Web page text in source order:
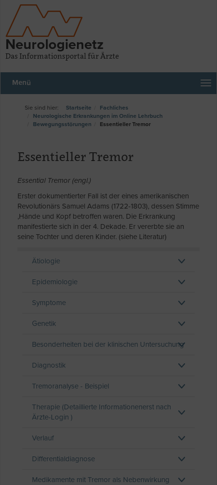
Neurologienetz
Das Informationsportal für Ärzte
Menü
Startseite
Fachliches
Neurologische Erkrankungen im Online Lehrbuch
Bewegungsstörungen
Essentieller Tremor
Essentieller Tremor
Essential Tremor (engl.)
Erster dokumentierter Fall ist der eines amerikanischen
Revolutionärs Samuel Adams (1722-1803), dessen Stimme
,Hände und Kopf betroffen waren. Die Erkrankung
manifestierte sich in der 4. Dekade. Er vererbte sie an
seine Tochter und deren Kinder. (siehe Literatur)
Ätiologie
Epidemiologie
Symptome
Genetik
Besonderheiten bei der klinischen Untersuchung
Diagnostik
Tremoranalyse - Beispiel
Therapie (Detaillierte Informationenerst nach
Ärzte-Login )
Verlauf
Differentialdiagnose
Medikamente mit Tremor als Nebenwirkung